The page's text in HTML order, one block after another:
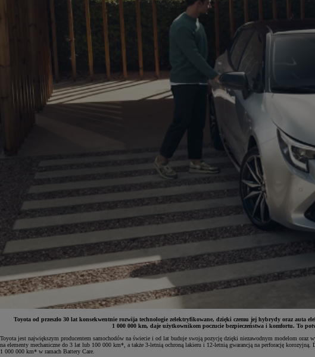
Od81 900 zł
Toyota od przeszło 30 lat konsekwentnie rozwija technologie zelektryfikowane, dzięki czemu jej hybrydy oraz
1 000 000 km, daje użytkownikom poczucie bezpieczeństwa i komfortu. To
Toyota jest największym producentem samochodów na świecie i od lat buduje swoją pozycję dzięki niezawodnym modelom
na elementy mechaniczne do 3 lat lub 100 000 km*, a także 3-letnią ochroną lakieru i 12-letnią gwarancją na perforację
1 000 000 km* w ramach Battery Care.